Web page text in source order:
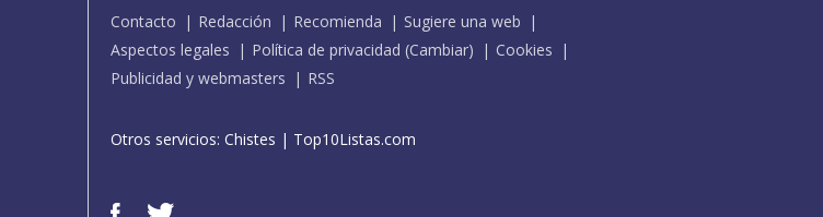
Contacto Redacción Recomienda
Sugiere una web
Aspectos legales
Política de privacidad (Cambiar)
Cookies
Publicidad y webmasters
RSS
Otros servicios: Chistes | Top10Listas.com